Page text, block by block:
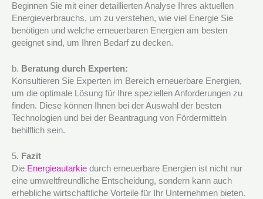
Beginnen Sie mit einer detaillierten Analyse Ihres aktuellen
Energieverbrauchs, um zu verstehen, wie viel Energie Sie
benötigen und welche erneuerbaren Energien am besten
geeignet sind, um Ihren Bedarf zu decken.
b. Beratung durch Experten:
Konsultieren Sie Experten im Bereich erneuerbare Energien,
um die optimale Lösung für Ihre speziellen Anforderungen zu
finden. Diese können Ihnen bei der Auswahl der besten
Technologien und bei der Beantragung von Fördermitteln
behilflich sein.
5. Fazit
Die Energieautarkie durch erneuerbare Energien ist nicht nur
eine umweltfreundliche Entscheidung, sondern kann auch
erhebliche wirtschaftliche Vorteile für Ihr Unternehmen bieten.